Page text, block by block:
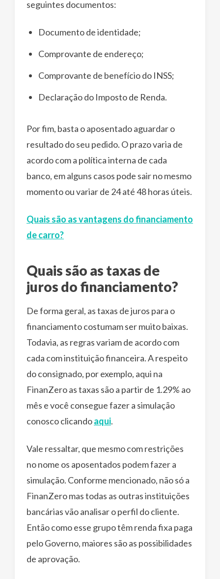
seguintes documentos:
Documento de identidade;
Comprovante de endereço;
Comprovante de benefício do INSS;
Declaração do Imposto de Renda.
Por fim, basta o aposentado aguardar o
resultado do seu pedido. O prazo varia de
acordo com a política interna de cada
banco, em alguns casos pode sair no mesmo
momento ou variar de 24 até 48 horas úteis.
Quais são as vantagens do financiamento
de carro?
Quais são as taxas de
juros do financiamento?
De forma geral, as taxas de juros para o
financiamento costumam ser muito baixas.
Todavia, as regras variam de acordo com
cada com instituição financeira. A respeito
do consignado, por exemplo, aqui na
FinanZero as taxas são a partir de 1.29% ao
mês e você consegue fazer a simulação
conosco clicandoaqui.
Vale ressaltar, que mesmo com restrições
no nome os aposentados podem fazer a
simulação. Conforme mencionado, não só a
FinanZero mas todas as outras instituições
bancárias vão analisar o perfil do cliente.
Então como esse grupo têm renda fixa paga
pelo Governo, maiores são as possibilidades
de aprovação.